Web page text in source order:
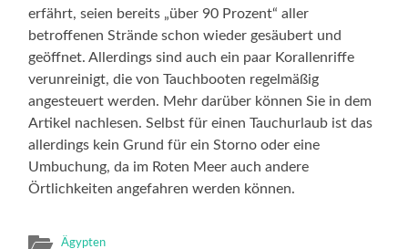
erfährt, seien bereits „über 90 Prozent“ aller
betroffenen Strände schon wieder gesäubert und
geöffnet. Allerdings sind auch ein paar Korallenriffe
verunreinigt, die von Tauchbooten regelmäßig
angesteuert werden. Mehr darüber können Sie in dem
Artikel nachlesen. Selbst für einen Tauchurlaub ist das
allerdings kein Grund für ein Storno oder eine
Umbuchung, da im Roten Meer auch andere
Örtlichkeiten angefahren werden können.
Ägypten